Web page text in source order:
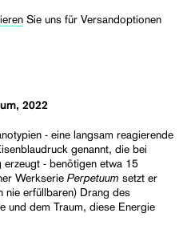
Sie uns für Versandoptionen
2022
- eine langsam reagierende
genannt, die bei
erzeugt - benötigen etwa 15
WerkseriePerpetuum setzt er
nie erfüllbaren) Drang des
und dem Traum, diese Energie